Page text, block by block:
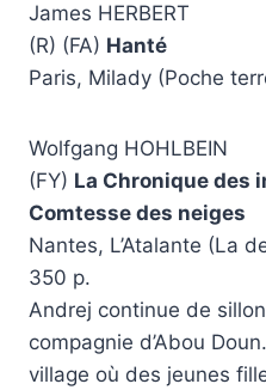
James HERBERT
(R) (FA) Hanté
Paris, Milady (Poche
Wolfgang HOHLBEIN
(FY) La Chronique des
Comtesse des neiges
Nantes, L’Atalante (La
350 p.
Andrej continue de
compagnie d’Abou
village où des jeunes